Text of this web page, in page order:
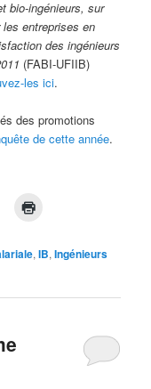
bio-ingénieurs, sur
entreprises en
des ingénieurs
(FABI-UFIIB)
les ici.
des promotions
de cette année.
,IB,Ingénieurs